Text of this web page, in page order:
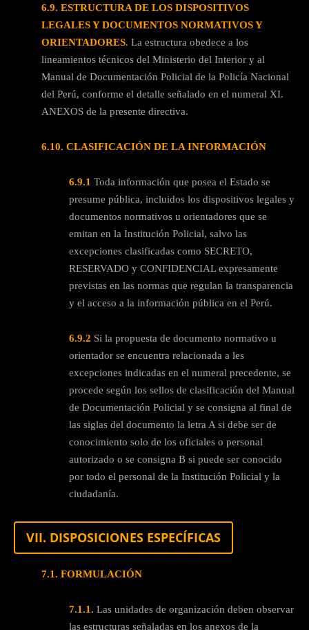
6.9. ESTRUCTURA DE LOS DISPOSITIVOS
LEGALES Y DOCUMENTOS NORMATIVOS Y
ORIENTADORES. La estructura obedece a los
lineamientos técnicos del Ministerio del Interior y al
Manual de Documentación Policial de la Policía Nacional
del Perú, conforme el detalle señalado en el numeral XI.
ANEXOS de la presente directiva.
6.10. CLASIFICACIÓN DE LA INFORMACIÓN
6.9.1 Toda información que posea el Estado se
presume pública, incluidos los dispositivos legales y
documentos normativos u orientadores que se
emitan en la Institución Policial, salvo las
excepciones clasificadas como SECRETO,
RESERVADO y CONFIDENCIAL expresamente
previstas en las normas que regulan la transparencia
y el acceso a la información pública en el Perú.
6.9.2 Si la propuesta de documento normativo u
orientador se encuentra relacionada a les
excepciones indicadas en el numeral precedente, se
procede según los sellos de clasificación del Manual
de Documentación Policial y se consigna al final de
las siglas del documento la letra A si debe ser de
conocimiento solo de los oficiales o personal
autorizado o se consigna B si puede ser conocido
por todo el personal de la Institución Policial y la
ciudadanía.
VII. DISPOSICIONES ESPECÍFICAS
7.1. FORMULACIÓN
7.1.1. Las unidades de organización deben observar
las estructuras señaladas en los anexos de la